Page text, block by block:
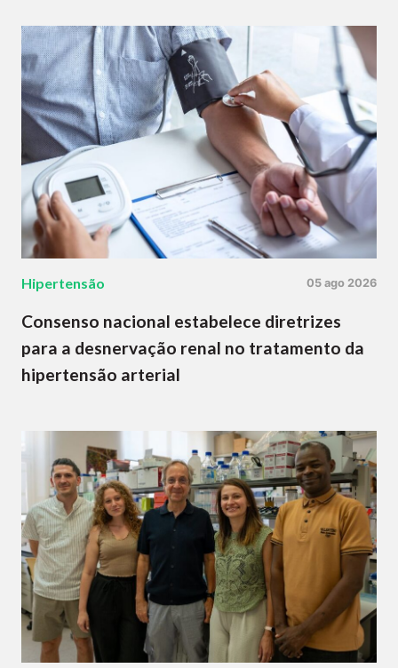
Hipertensão 05 ago 2026
Consenso nacional estabelece diretrizes
para a desnervação renal no tratamento da
hipertensão arterial